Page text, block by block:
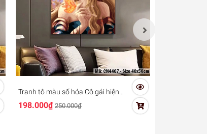
Tranh tô màu số hóa Cô gái hiện
đại GAM CN4360
198.000₫ 250.000₫